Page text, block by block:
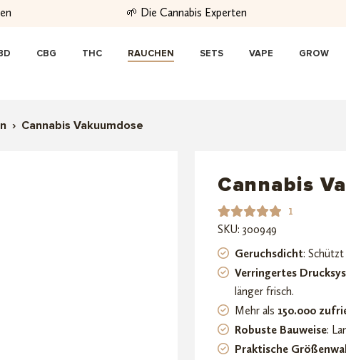
🌱 Die Cannabis Experten
CBG THC RAUCHEN SETS VAPE GROW
› Cannabis Vakuumdose
Cannabis
Bewerte
t mit
5.00
5,
basieren
d auf
1
Kundenb
ewertun
1
SKU: 300949
Geruchsdicht:
Verringertes
länger frisch.
Mehr als 150.000
Robuste Bauweise:
Praktische